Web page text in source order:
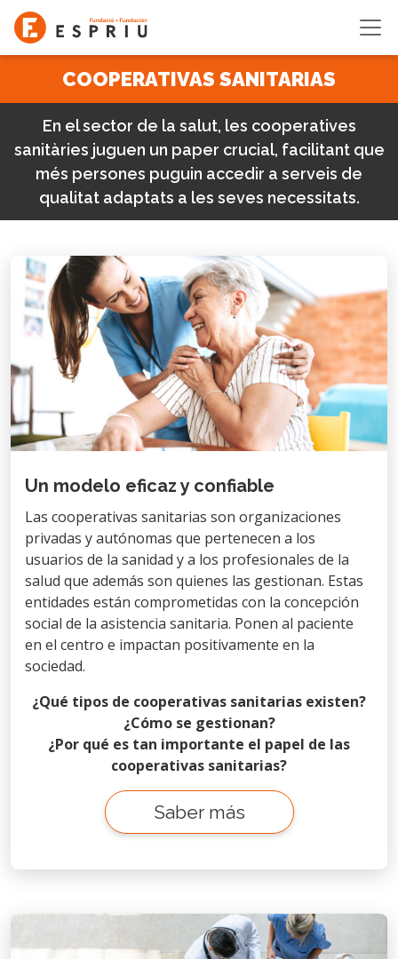
Pasar al contenido principal
COOPERATIVAS SANITARIAS
En el sector de la salut, les cooperatives
sanitàries juguen un paper crucial, facilitant que
més persones puguin accedir a serveis de
qualitat adaptats a les seves necessitats.
Un modelo eficaz y confiable
Las cooperativas sanitarias son organizaciones
privadas y autónomas que pertenecen a los
usuarios de la sanidad y a los profesionales de la
salud que además son quienes las gestionan. Estas
entidades están comprometidas con la concepción
social de la asistencia sanitaria. Ponen al paciente
en el centro e impactan positivamente en la
sociedad.
¿Qué tipos de cooperativas sanitarias existen?
¿Cómo se gestionan?
¿Por qué es tan importante el papel de las
cooperativas sanitarias?
Saber más